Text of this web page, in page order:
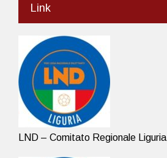
Link
LND – Comitato Regionale Liguria